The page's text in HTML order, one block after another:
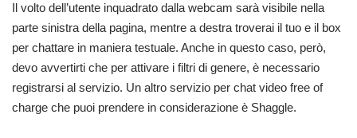
Il volto dell’utente inquadrato dalla webcam sarà visibile nella
parte sinistra della pagina, mentre a destra troverai il tuo e il box
per chattare in maniera testuale. Anche in questo caso, però,
devo avvertirti che per attivare i filtri di genere, è necessario
registrarsi al servizio. Un altro servizio per chat video free of
charge che puoi prendere in considerazione è Shaggle.